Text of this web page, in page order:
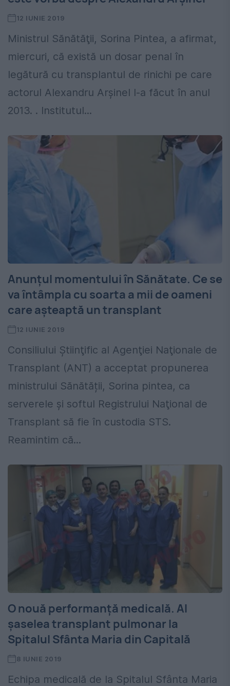
12 IUNIE 2019
Ministrul Sănătăţii, Sorina Pintea, a afirmat,
miercuri, că există un dosar penal în
legătură cu transplantul de rinichi pe care
actorul Alexandru Arşinel l-a făcut în anul
2013. . Institutul...
Anunțul momentului în Sănătate. Ce se
va întâmpla cu soarta a mii de oameni
care așteaptă un transplant
12 IUNIE 2019
Consiliului Ştiinţific al Agenţiei Naţionale de
Transplant (ANT) a acceptat propunerea
ministrului Sănătății, Sorina pintea, ca
serverele şi softul Registrului Naţional de
Transplant să fie în custodia STS.
Reamintim că...
O nouă performanță medicală. Al
șaselea transplant pulmonar la
Spitalul Sfânta Maria din Capitală
8 IUNIE 2019
Echipa medicală de la Spitalul Sfânta Maria